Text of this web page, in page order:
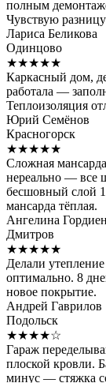
полным
Чувствую
Лариса Беликова
Одинцово
★★★★★
Каркасный дом,
работала —
Теплоизоляция
Юрий Семёнов
Красногорск
★★★★★
Сложная
нереально —
бесшовный слой
мансарда тёплая.
Ангелина
Дмитров
★★★★★
Делали
оптимально. 8
новое покрытие.
Андрей Гаврилов
Подольск
★★★★☆
Гараж
плоской кровли.
минус — стяжка